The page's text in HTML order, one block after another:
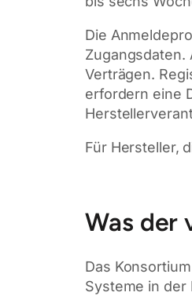
Die
Zugangsdaten.
Verträgen.
erfordern eine
Für Hersteller,
Was der
Das
Systeme in der